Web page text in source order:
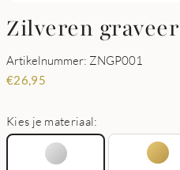
Zilveren
Artikelnummer: ZNGP001
€26,95
Kies je materiaal: